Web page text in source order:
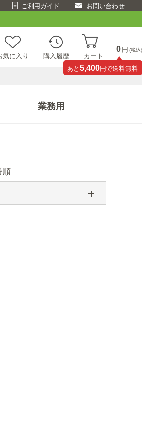
ご利用ガイド お問い合わせ
気に入り 購入履歴 カート
0 円 (税込)
あと 5,400円で送料無料
業務用
順